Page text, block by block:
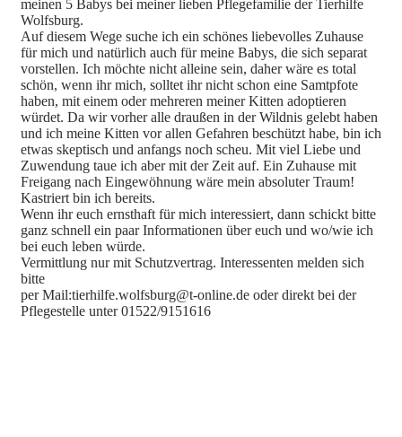
meinen 5 Babys bei meiner lieben Pflegefamilie der Tierhilfe
Wolfsburg.
Auf diesem Wege suche ich ein schönes liebevolles Zuhause
für mich und natürlich auch für meine Babys, die sich separat
vorstellen. Ich möchte nicht alleine sein, daher wäre es total
schön, wenn ihr mich, solltet ihr nicht schon eine Samtpfote
haben, mit einem oder mehreren meiner Kitten adoptieren
würdet. Da wir vorher alle draußen in der Wildnis gelebt haben
und ich meine Kitten vor allen Gefahren beschützt habe, bin ich
etwas skeptisch und anfangs noch scheu. Mit viel Liebe und
Zuwendung taue ich aber mit der Zeit auf. Ein Zuhause mit
Freigang nach Eingewöhnung wäre mein absoluter Traum!
Kastriert bin ich bereits.
Wenn ihr euch ernsthaft für mich interessiert, dann schickt bitte
ganz schnell ein paar Informationen über euch und wo/wie ich
bei euch leben würde.
Vermittlung nur mit Schutzvertrag. Interessenten melden sich
bitte
per Mail:tierhilfe.wolfsburg@t-online.de oder direkt bei der
Pflegestelle unter 01522/9151616